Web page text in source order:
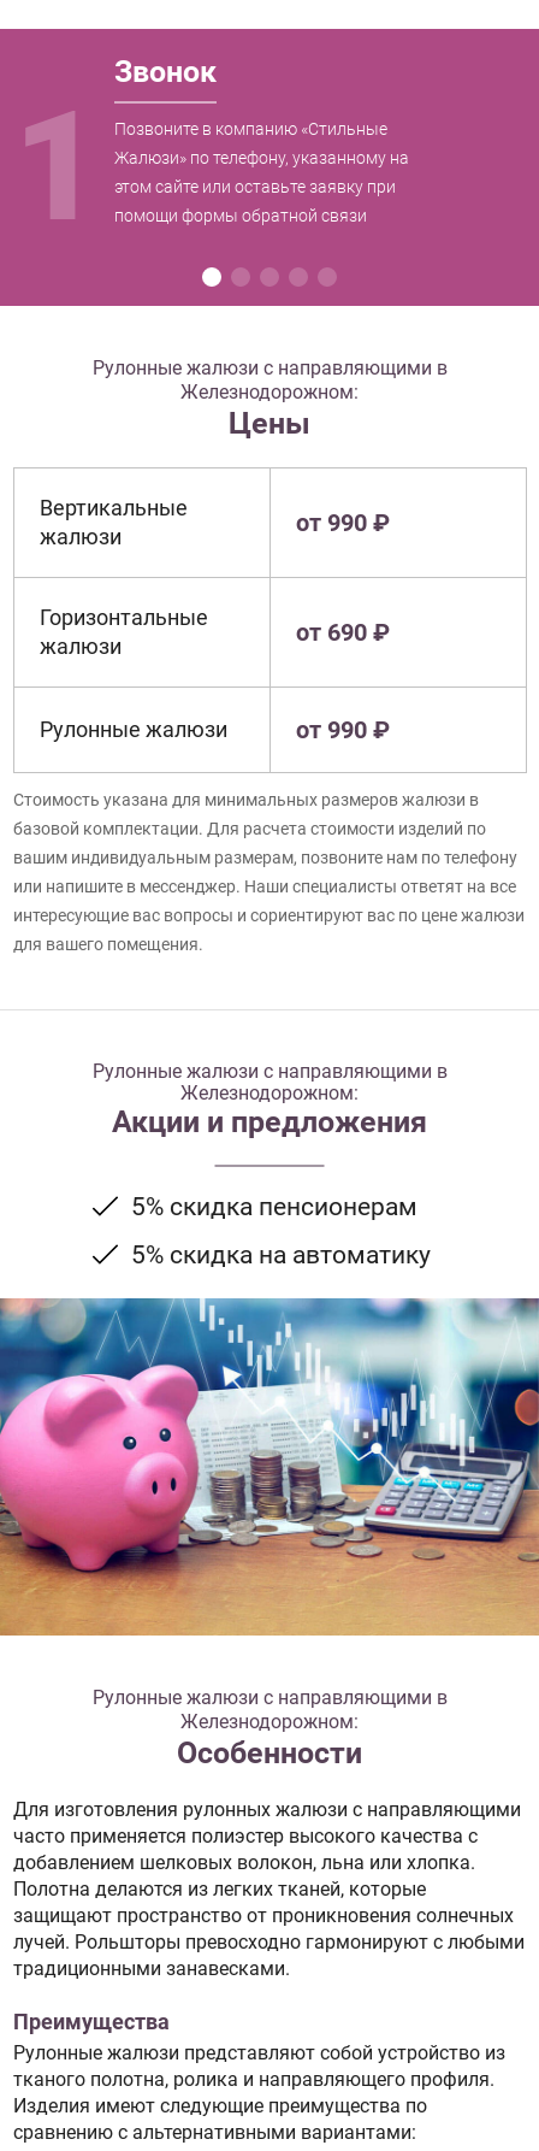
1
Звонок
Позвоните в компанию «Стильные
Жалюзи» по телефону, указанному на
этом сайте или оставьте заявку при
помощи формы обратной связи
Рулонные жалюзи с направляющими в
Железнодорожном:
Цены
Вертикальные
жалюзи
от 990 ₽
Горизонтальные
жалюзи
от 690 ₽
Рулонные жалюзи от 990 ₽
Стоимость указана для минимальных размеров жалюзи в
базовой комплектации. Для расчета стоимости изделий по
вашим индивидуальным размерам, позвоните нам по телефону
или напишите в мессенджер. Наши специалисты ответят на все
интересующие вас вопросы и сориентируют вас по цене жалюзи
для вашего помещения.
Рулонные жалюзи с направляющими в
Железнодорожном:
Акции и предложения
5% скидка пенсионерам
5% скидка на автоматику
Рулонные жалюзи с направляющими в
Железнодорожном:
Особенности
Для изготовления рулонных жалюзи с направляющими
часто применяется полиэстер высокого качества с
добавлением шелковых волокон, льна или хлопка.
Полотна делаются из легких тканей, которые
защищают пространство от проникновения солнечных
лучей. Рольшторы превосходно гармонируют с любыми
традиционными занавесками.
Преимущества
Рулонные жалюзи представляют собой устройство из
тканого полотна, ролика и направляющего профиля.
Изделия имеют следующие преимущества по
сравнению с альтернативными вариантами: